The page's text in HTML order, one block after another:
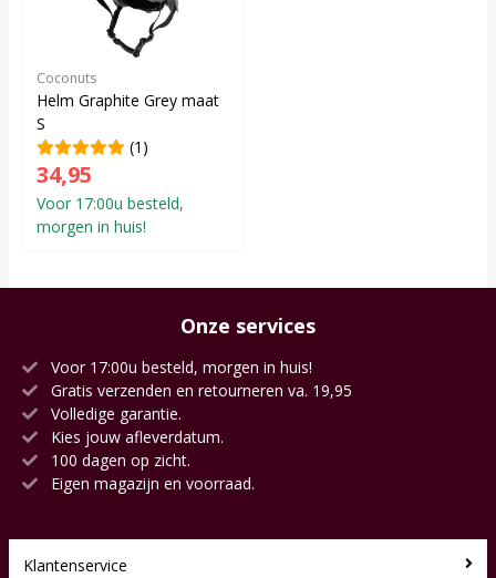
Coconuts
Helm Graphite Grey maat
S
(1)
34,95
Voor 17:00u besteld,
morgen in huis!
Onze services
Voor 17:00u besteld, morgen in huis!
Gratis verzenden en retourneren va. 19,95
Volledige garantie.
Kies jouw afleverdatum.
100 dagen op zicht.
Eigen magazijn en voorraad.
Klantenservice